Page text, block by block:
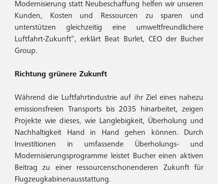
Modernisierung statt Neubeschaffung helfen wir unseren
Kunden, Kosten und Ressourcen zu sparen und
unterstützen gleichzeitig eine umweltfreundlichere
Luftfahrt-Zukunft“, erklärt Beat Burlet, CEO der Bucher
Group.
Richtung grünere Zukunft
Während die Luftfahrtindustrie auf ihr Ziel eines nahezu
emissionsfreien Transports bis 2035 hinarbeitet, zeigen
Projekte wie dieses, wie Langlebigkeit, Überholung und
Nachhaltigkeit Hand in Hand gehen können. Durch
Investitionen in umfassende Überholungs- und
Modernisierungsprogramme leistet Bucher einen aktiven
Beitrag zu einer ressourcenschonenderen Zukunft für
Flugzeugkabinenausstattung.